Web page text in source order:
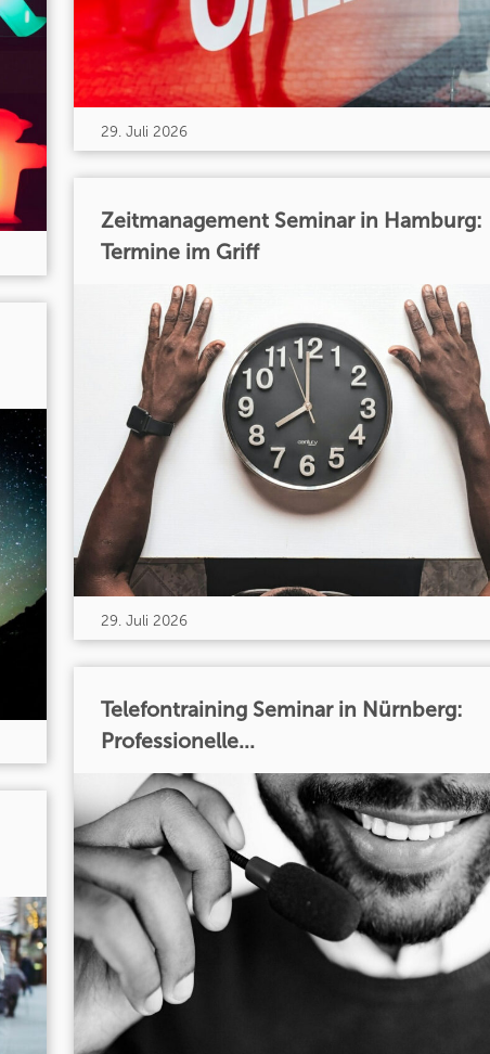
29. Juli 2026
Zeitmanagement Seminar in Hamburg:
Termine im Griff
29. Juli 2026
Telefontraining Seminar in Nürnberg:
Professionelle...